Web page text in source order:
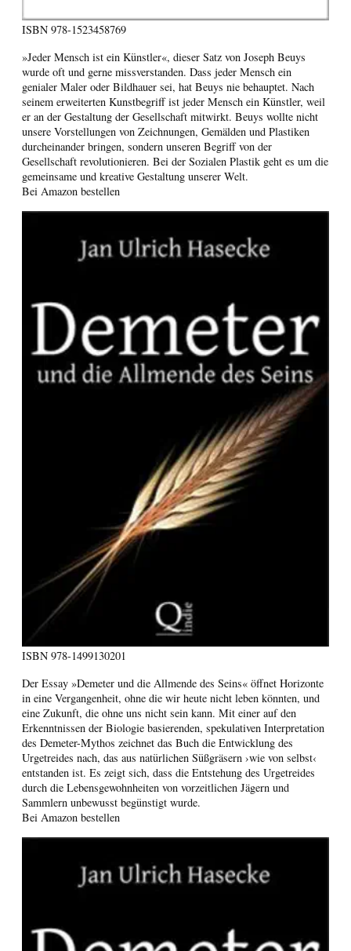
ISBN 978-1523458769
»Jeder Mensch ist ein Künstler«, dieser Satz von Joseph Beuys
wurde oft und gerne missverstanden. Dass jeder Mensch ein
genialer Maler oder Bildhauer sei, hat Beuys nie behauptet. Nach
seinem erweiterten Kunstbegriff ist jeder Mensch ein Künstler, weil
er an der Gestaltung der Gesellschaft mitwirkt. Beuys wollte nicht
unsere Vorstellungen von Zeichnungen, Gemälden und Plastiken
durcheinander bringen, sondern unseren Begriff von der
Gesellschaft revolutionieren. Bei der Sozialen Plastik geht es um die
gemeinsame und kreative Gestaltung unserer Welt.
Bei Amazon bestellen
ISBN 978-1499130201
Der Essay »Demeter und die Allmende des Seins« öffnet Horizonte
in eine Vergangenheit, ohne die wir heute nicht leben könnten, und
eine Zukunft, die ohne uns nicht sein kann. Mit einer auf den
Erkenntnissen der Biologie basierenden, spekulativen Interpretation
des Demeter-Mythos zeichnet das Buch die Entwicklung des
Urgetreides nach, das aus natürlichen Süßgräsern ›wie von selbst‹
entstanden ist. Es zeigt sich, dass die Entstehung des Urgetreides
durch die Lebensgewohnheiten von vorzeitlichen Jägern und
Sammlern unbewusst begünstigt wurde.
Bei Amazon bestellen